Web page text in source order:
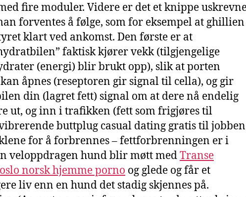
fire moduler. Videre er det et knippe
forventes å følge, som for eksempel at ghillien
klart ved ankomst. Den første er at
faktisk kjører vekk (tilgjengelige
(energi) blir brukt opp), slik at porten
åpnes (reseptoren gir signal til cella), og gir
din (lagret fett) signal om at dere nå endelig
ut, og inn i trafikken (fett som frigjøres til
buttplug casual dating gratis til jobben
for å forbrennes – fettforbrenningen er i
veloppdragen hund blir møtt medTranse
norsk hjemme porno og glede og får et
liv enn en hund det stadig skjennes på.